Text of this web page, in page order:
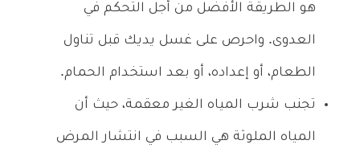
هو الطريقة الأفضل من أجل التحكم في
العدوى. واحرص على غسل يديك قبل تناول
الطعام، أو إعداده، أو بعد استخدام الحمام.
تجنب شرب المياه الغير معقمة، حيث أن
المياه الملوثة هي السبب في انتشار المرض